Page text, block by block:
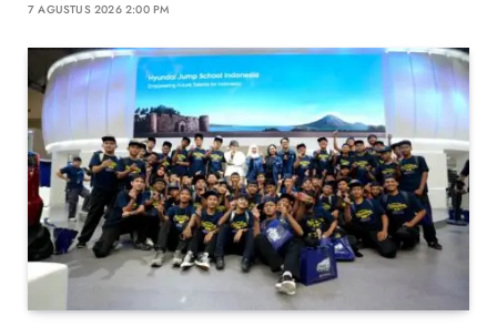
7 AGUSTUS 2026 2:00 PM